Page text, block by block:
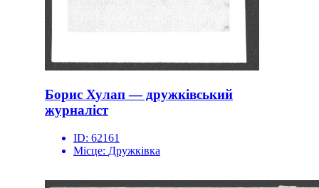
Борис Хулап — дружківський
журналіст
ID: 62161
Місце: Дружківка